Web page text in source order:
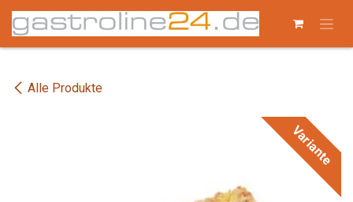
Zum Inhalt springen
Alle Produkte
Variante